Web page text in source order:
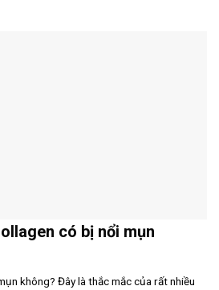
có bị nổi mụn
không? Đây là thắc mắc của rất nhiều